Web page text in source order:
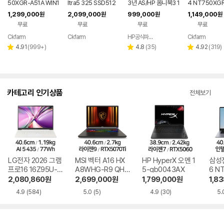
50XGR-A51A WIN1
1 FPP(버젼UP설치)
업무용 학생용 사무용
노트북 문스톤그레이
1,299,000원
무료
페이
Ckfarm
별 4.91 리
(999+)
ltra5 325 SSD512
G WIN11 FPP(버젼U
P설치) 삼성전자 갤럭
시북6 2026년 신제
품 노트북 그레이색
2,099,000원
무료
Ckfarm
3년 AS/HP 옴니북3 1
6인치 사무용 대학생
저렴한 대학생 노트북
999,000원
무료
HP공식파트너 이텍컴퓨터
별 4.8 리
(35)
4
3세대 16G
무용 업무용 학
성비 노트북
1,149,000원
무료
페이
Ckfarm
별 4.92 리
(319)
카테고리 인기상품 전체보기
LG전자 2026 그램
프로16 16Z95U-G
S5WK
2,080,860원
4.9 (584)
MSI 벡터 A16 HX
A8WHG-R9 QHD
+
2,699,000원
5.0 (5)
HP HyperX 오멘 1
5-gb0043AX
1,799,000원
4.9 (30)
삼성
6
A